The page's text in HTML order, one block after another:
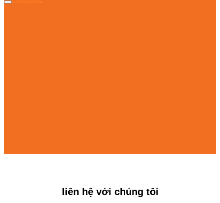
liên hệ với chúng tôi